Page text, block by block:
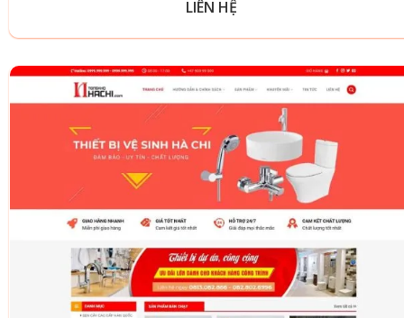
LIÊN HỆ